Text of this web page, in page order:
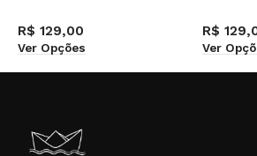
R$ 129,00
Ver Opções
R$
Ver